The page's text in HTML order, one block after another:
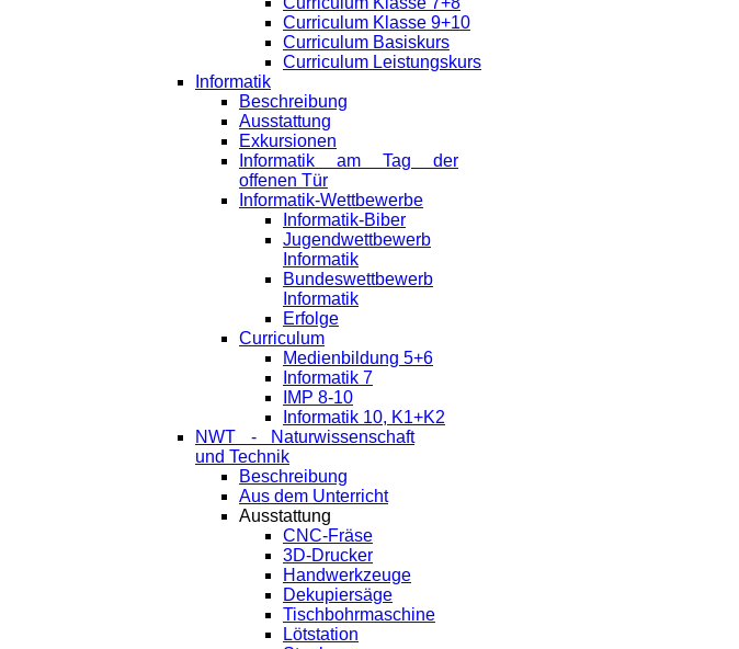
Curriculum Klasse 9+10
Curriculum Basiskurs
Curriculum Leistungskurs
Informatik
Beschreibung
Ausstattung
Exkursionen
Informatik am Tag der
offenen Tür
Informatik-Wettbewerbe
Informatik-Biber
Jugendwettbewerb
Informatik
Bundeswettbewerb
Informatik
Erfolge
Curriculum
Medienbildung 5+6
Informatik 7
IMP 8-10
Informatik 10, K1+K2
NWT - Naturwissenschaft
und Technik
Beschreibung
Aus dem Unterricht
Ausstattung
CNC-Fräse
3D-Drucker
Handwerkzeuge
Dekupiersäge
Tischbohrmaschine
Lötstation